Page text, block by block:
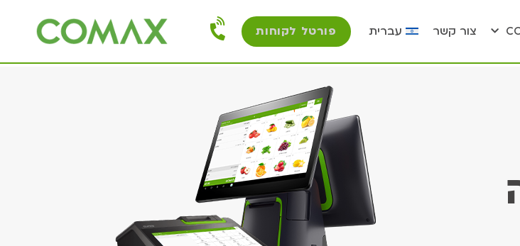
צור קשר עברית פורטל לקוחות